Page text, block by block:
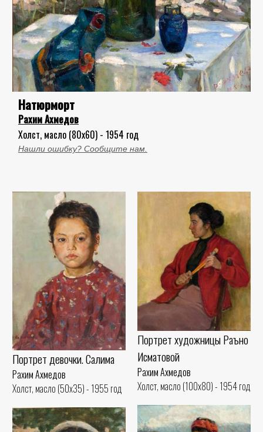
Натюрморт
Рахим Ахмедов
Холст, масло (80x60) - 1954 год
Нашли ошибку? Сообщите нам.
Портрет девочки. Салима
Рахим Ахмедов
Холст, масло (50x35) - 1955 год
Портрет художницы Раъно
Исматовой
Рахим Ахмедов
Холст, масло (100x80) - 1954 год